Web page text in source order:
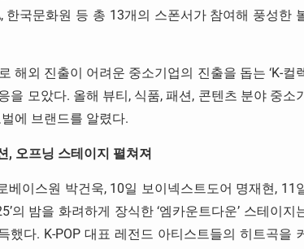
한국문화원 등 총 13개의 스폰서가 참여해 풍성한
해외 진출이 어려운 중소기업의 진출을 돕는 ‘K-컬
을 모았다. 올해 뷰티, 식품, 패션, 콘텐츠 분야 중소
에 브랜드를 알렸다.
, 오프닝 스테이지 펼쳐져
이스원 박건욱, 10일 보이넥스트도어 명재현, 11
의 밤을 화려하게 장식한 ‘엠카운트다운’ 스테이지
했다. K-POP 대표 레전드 아티스트들의 히트곡을